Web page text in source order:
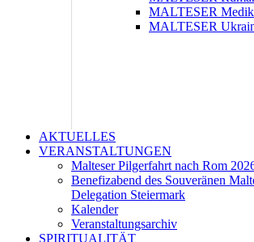
MALTESER
MALTESER
AKTUELLES
VERANSTALTUNGEN
Malteser Pilgerfahrt nach Rom
Benefizabend des Souveränen
Delegation Steiermark
Kalender
Veranstaltungsarchiv
SPIRITUALITÄT